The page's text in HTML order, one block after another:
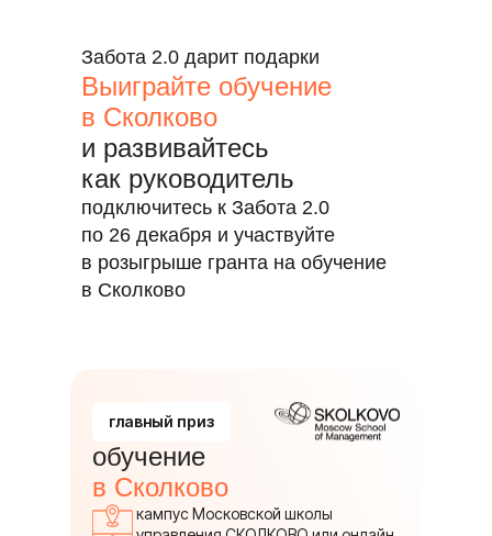
главный приз
обучение
в Сколково
кампус Московской школы
Забота 2.0 дарит подарки
Выиграйте обучение
в Сколково
и развивайтесь
как руководитель
подключитесь к Забота 2.0
по 26 декабря и участвуйте
в розыгрыше гранта на обучение
в Сколково